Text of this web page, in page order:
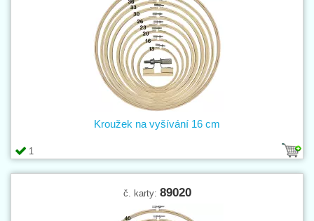
1
Kroužek na vyšívání 16 cm
č. karty: 89020